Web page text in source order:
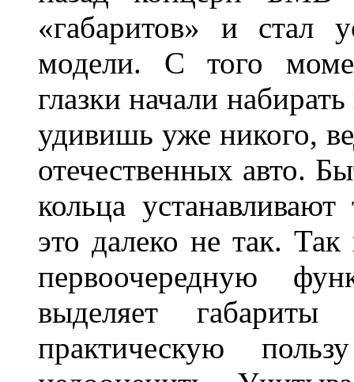
«габаритов» и стал
модели. С того
глазки начали
удивишь уже никого,
отечественных авто.
кольца
это далеко не так. Так
первоочередную
выделяет
практическую